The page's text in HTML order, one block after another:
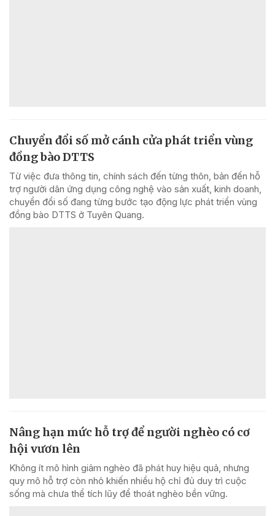
Chuyển đổi số mở cánh cửa phát triển vùng
đồng bào DTTS
Từ việc đưa thông tin, chính sách đến từng thôn, bản đến hỗ
trợ người dân ứng dụng công nghệ vào sản xuất, kinh doanh,
chuyển đổi số đang từng bước tạo động lực phát triển vùng
đồng bào DTTS ở Tuyên Quang.
Nâng hạn mức hỗ trợ để người nghèo có cơ
hội vươn lên
Không ít mô hình giảm nghèo đã phát huy hiệu quả, nhưng
quy mô hỗ trợ còn nhỏ khiến nhiều hộ chỉ đủ duy trì cuộc
sống mà chưa thể tích lũy để thoát nghèo bền vững.